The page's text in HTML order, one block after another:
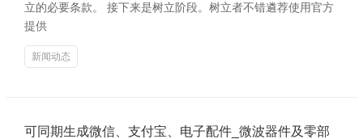
立的必要条款。 接下来是树立阶段。树立者不错遴荐使用官方
提供
新闻动态
可同期生成微信、支付宝、电子配件_微波器件及零部